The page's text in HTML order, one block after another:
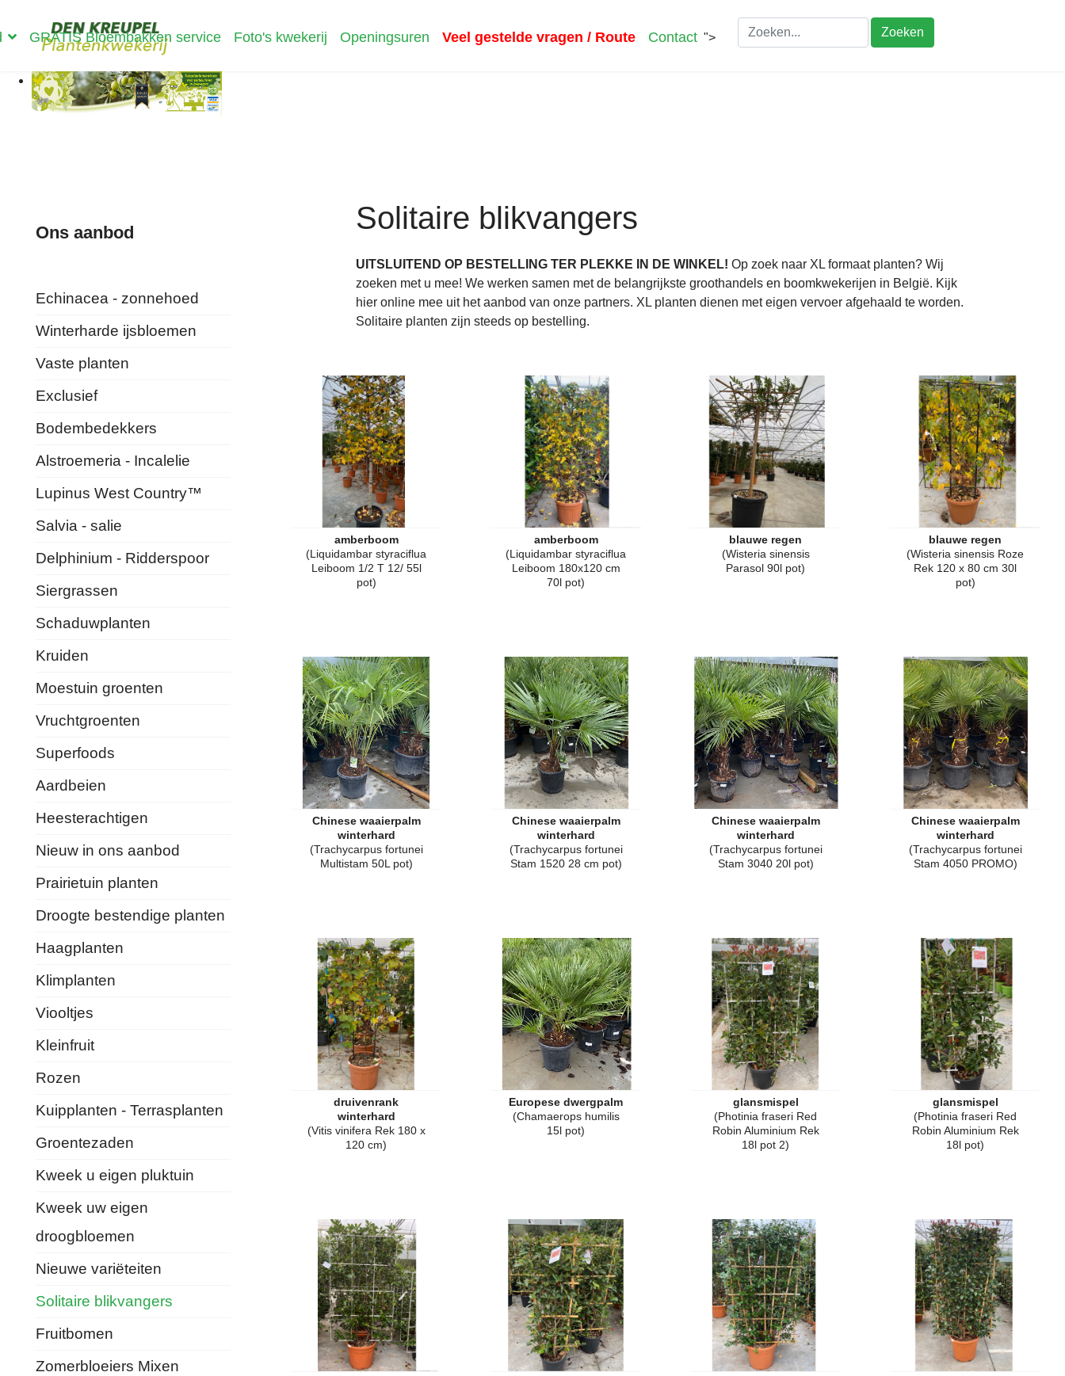
GRATIS Bloembakken service Foto's kwekerij Openingsuren Veel gestelde vragen / Route Contact "> Zoeken
Ons aanbod
Echinacea - zonnehoed
Winterharde ijsbloemen
Vaste planten
Exclusief
Bodembedekkers
Alstroemeria - Incalelie
Lupinus West Country™
Salvia - salie
Delphinium - Ridderspoor
Siergrassen
Schaduwplanten
Kruiden
Moestuin groenten
Vruchtgroenten
Superfoods
Aardbeien
Heesterachtigen
Nieuw in ons aanbod
Prairietuin planten
Droogte bestendige planten
Haagplanten
Klimplanten
Viooltjes
Kleinfruit
Rozen
Kuipplanten - Terrasplanten
Groentezaden
Kweek u eigen pluktuin
Kweek uw eigen
droogbloemen
Nieuwe variëteiten
Solitaire blikvangers
Fruitbomen
Zomerbloeiers Mixen
Solitaire blikvangers
UITSLUITEND OP BESTELLING TER PLEKKE IN DE WINKEL! Op zoek naar XL formaat planten? Wij
zoeken met u mee! We werken samen met de belangrijkste groothandels en boomkwekerijen in België. Kijk
hier online mee uit het aanbod van onze partners. XL planten dienen met eigen vervoer afgehaald te worden.
Solitaire planten zijn steeds op bestelling.
amberboom
(Liquidambar styraciflua
Leiboom 1/2 T 12/ 55l
pot)
amberboom
(Liquidambar styraciflua
Leiboom 180x120 cm
70l pot)
blauwe regen
(Wisteria sinensis
Parasol 90l pot)
blauwe regen
(Wisteria sinensis Roze
Rek 120 x 80 cm 30l
pot)
Chinese waaierpalm
winterhard
(Trachycarpus fortunei
Multistam 50L pot)
Chinese waaierpalm
winterhard
(Trachycarpus fortunei
Stam 1520 28 cm pot)
Chinese waaierpalm
winterhard
(Trachycarpus fortunei
Stam 3040 20l pot)
Chinese waaierpalm
winterhard
(Trachycarpus fortunei
Stam 4050 PROMO)
druivenrank
winterhard
(Vitis vinifera Rek 180 x
120 cm)
Europese dwergpalm
(Chamaerops humilis
15l pot)
glansmispel
(Photinia fraseri Red
Robin Aluminium Rek
18l pot 2)
glansmispel
(Photinia fraseri Red
Robin Aluminium Rek
18l pot)